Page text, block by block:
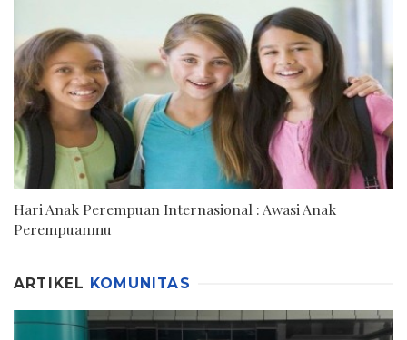
Hari Anak Perempuan Internasional : Awasi Anak
Perempuanmu
ARTIKEL KOMUNITAS